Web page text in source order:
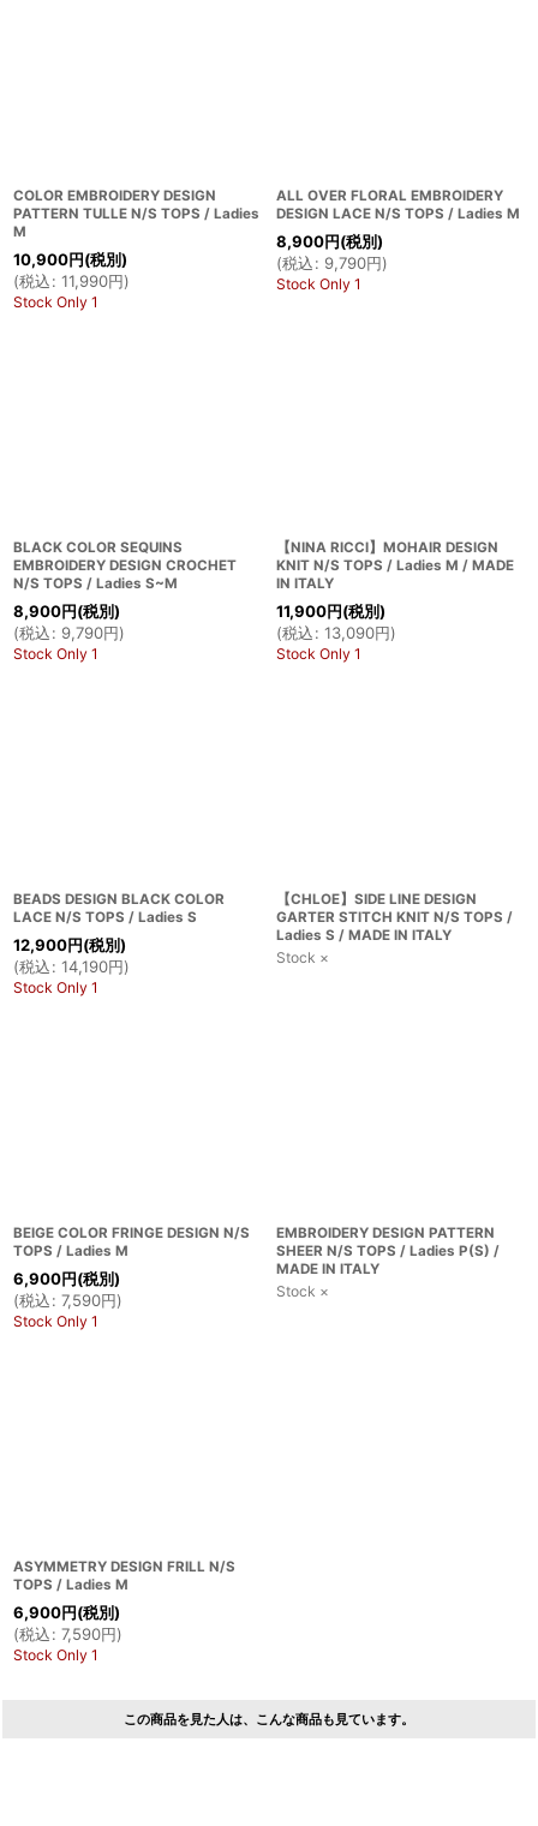
COLOR EMBROIDERY DESIGN
PATTERN TULLE N/S TOPS / Ladies
M
10,900円(税別)
(税込: 11,990円)
Stock Only 1
ALL OVER FLORAL EMBROIDERY
DESIGN LACE N/S TOPS / Ladies M
8,900円(税別)
(税込: 9,790円)
Stock Only 1
BLACK COLOR SEQUINS
EMBROIDERY DESIGN CROCHET
N/S TOPS / Ladies S~M
8,900円(税別)
(税込: 9,790円)
Stock Only 1
【NINA RICCI】MOHAIR DESIGN
KNIT N/S TOPS / Ladies M / MADE
IN ITALY
11,900円(税別)
(税込: 13,090円)
Stock Only 1
BEADS DESIGN BLACK COLOR
LACE N/S TOPS / Ladies S
12,900円(税別)
(税込: 14,190円)
Stock Only 1
【CHLOE】SIDE LINE DESIGN
GARTER STITCH KNIT N/S TOPS /
Ladies S / MADE IN ITALY
Stock ×
BEIGE COLOR FRINGE DESIGN N/S
TOPS / Ladies M
6,900円(税別)
(税込: 7,590円)
Stock Only 1
EMBROIDERY DESIGN PATTERN
SHEER N/S TOPS / Ladies P(S) /
MADE IN ITALY
Stock ×
ASYMMETRY DESIGN FRILL N/S
TOPS / Ladies M
6,900円(税別)
(税込: 7,590円)
Stock Only 1
この商品を見た人は、こんな商品も見ています。